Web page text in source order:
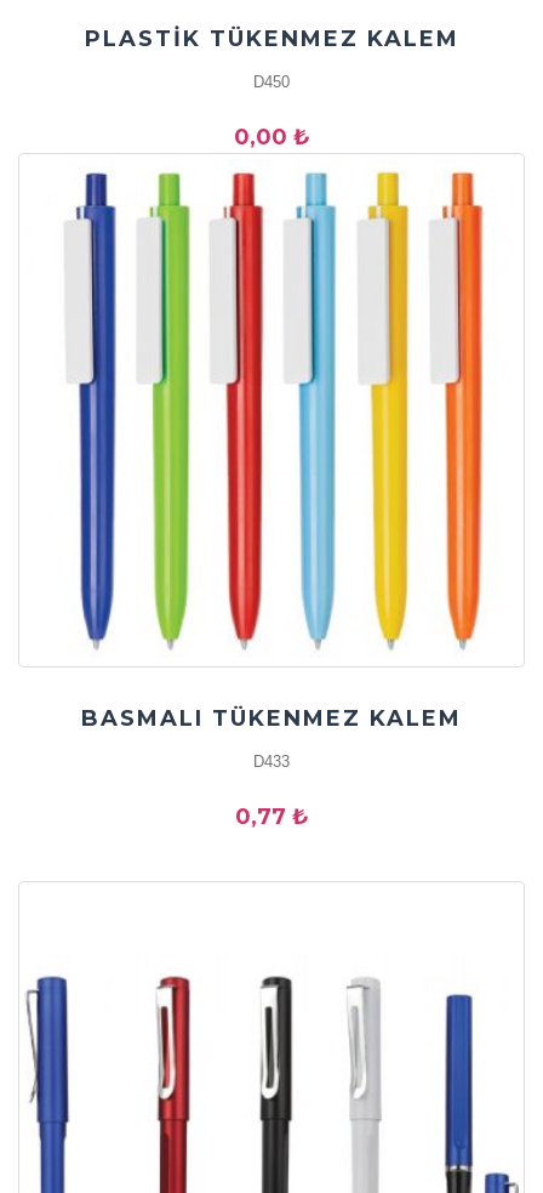
PLASTİK TÜKENMEZ KALEM
D450
0,00 ₺
BASMALI TÜKENMEZ KALEM
D433
0,77 ₺